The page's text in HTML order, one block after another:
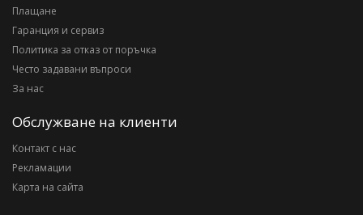
Плащане
Гаранция и сервиз
Политика за отказ от поръчка
Често задавани въпроси
За нас
Обслужване на клиенти
Контакт с нас
Рекламации
Карта на сайта